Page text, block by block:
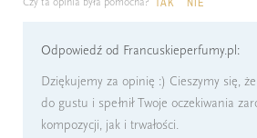
Odpowiedź od Francuskieperfumy.pl:
Dziękujemy za opinię :) Cieszymy się,
do gustu i spełnił Twoje oczekiwania
kompozycji, jak i trwałości.